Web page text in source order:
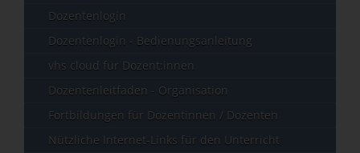
Dozentenlogin
Dozentenlogin - Bedienungsanleitung
vhs cloud für Dozent:innen
Dozentenleitfaden - Organisation
Fortbildungen für Dozentinnen / Dozenten
Nützliche Internet-Links für den Unterricht